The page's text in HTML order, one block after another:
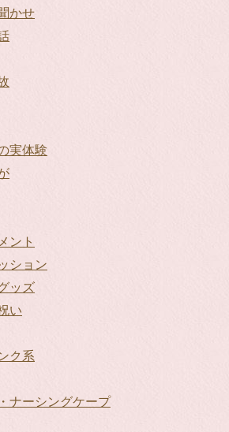
かせ
実体験
ント
ション
ッズ
い
ク系
ナーシングケープ